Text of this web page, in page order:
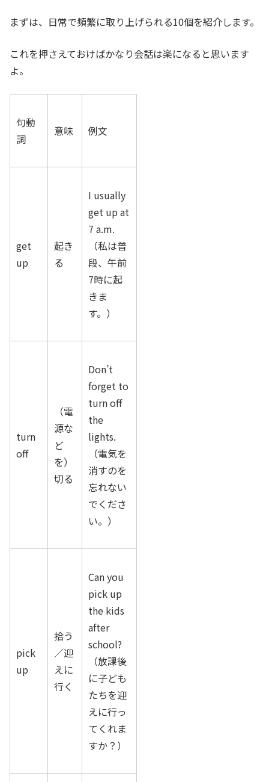
まずは、日常で頻繁に取り上げられる10個を紹介します。
これを押さえておけばかなり会話は楽になると思います
よ。
句動
詞
意味 例文
get
up
起き
る
I usually
get up at
7 a.m.
（私は普
段、午前
7時に起
きま
す。）
turn
off
（電
源な
ど
を）
切る
Don’t
forget to
turn off
the
lights.
（電気を
消すのを
忘れない
でくださ
い。）
pick
up
拾う
／迎
えに
行く
Can you
pick up
the kids
after
school?
（放課後
に子ども
たちを迎
えに行っ
てくれま
すか？）